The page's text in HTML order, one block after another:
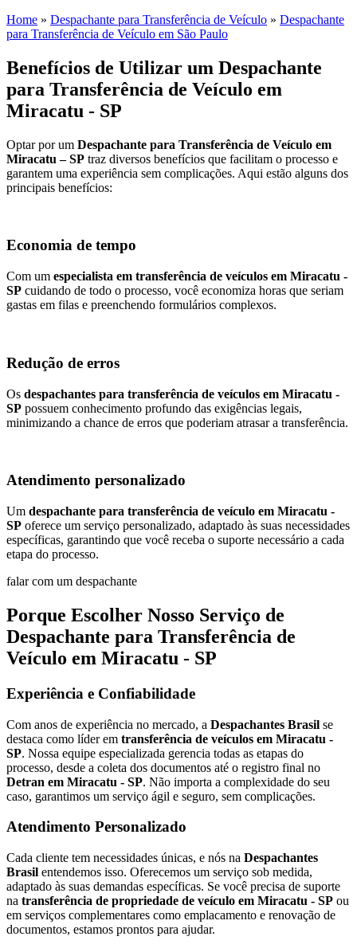
Home » Despachante para Transferência de Veículo » Despachante
para Transferência de Veículo em São Paulo
Benefícios de Utilizar um Despachante
para Transferência de Veículo em
Miracatu - SP
Optar por um Despachante para Transferência de Veículo em
Miracatu – SP traz diversos benefícios que facilitam o processo e
garantem uma experiência sem complicações. Aqui estão alguns dos
principais benefícios:
Economia de tempo
Com um especialista em transferência de veículos em Miracatu -
SP cuidando de todo o processo, você economiza horas que seriam
gastas em filas e preenchendo formulários complexos.
Redução de erros
Os despachantes para transferência de veículos em Miracatu -
SP possuem conhecimento profundo das exigências legais,
minimizando a chance de erros que poderiam atrasar a transferência.
Atendimento personalizado
Um despachante para transferência de veículo em Miracatu -
SP oferece um serviço personalizado, adaptado às suas necessidades
específicas, garantindo que você receba o suporte necessário a cada
etapa do processo.
falar com um despachante
Porque Escolher Nosso Serviço de
Despachante para Transferência de
Veículo em Miracatu - SP
Experiência e Confiabilidade
Com anos de experiência no mercado, a Despachantes Brasil se
destaca como líder em transferência de veículos em Miracatu -
SP. Nossa equipe especializada gerencia todas as etapas do
processo, desde a coleta dos documentos até o registro final no
Detran em Miracatu - SP. Não importa a complexidade do seu
caso, garantimos um serviço ágil e seguro, sem complicações.
Atendimento Personalizado
Cada cliente tem necessidades únicas, e nós na Despachantes
Brasil entendemos isso. Oferecemos um serviço sob medida,
adaptado às suas demandas específicas. Se você precisa de suporte
na transferência de propriedade de veículo em Miracatu - SP ou
em serviços complementares como emplacamento e renovação de
documentos, estamos prontos para ajudar.